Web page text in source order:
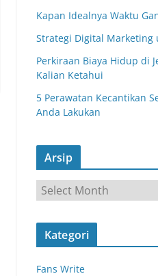
Kapan Idealnya Waktu
Strategi Digital Marketing
Perkiraan Biaya Hidup di
Kalian Ketahui
5 Perawatan Kecantikan
Anda Lakukan
Arsip
r
s
Kategori
Fans Write